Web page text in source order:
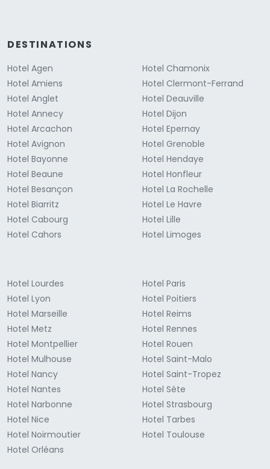
DESTINATIONS
Hotel Agen
Hotel Amiens
Hotel Anglet
Hotel Annecy
Hotel Arcachon
Hotel Avignon
Hotel Bayonne
Hotel Beaune
Hotel Besançon
Hotel Biarritz
Hotel Cabourg
Hotel Cahors
Hotel Chamonix
Hotel Clermont-Ferrand
Hotel Deauville
Hotel Dijon
Hotel Epernay
Hotel Grenoble
Hotel Hendaye
Hotel Honfleur
Hotel La Rochelle
Hotel Le Havre
Hotel Lille
Hotel Limoges
Hotel Lourdes
Hotel Lyon
Hotel Marseille
Hotel Metz
Hotel Montpellier
Hotel Mulhouse
Hotel Nancy
Hotel Nantes
Hotel Narbonne
Hotel Nice
Hotel Noirmoutier
Hotel Orléans
Hotel Paris
Hotel Poitiers
Hotel Reims
Hotel Rennes
Hotel Rouen
Hotel Saint-Malo
Hotel Saint-Tropez
Hotel Sète
Hotel Strasbourg
Hotel Tarbes
Hotel Toulouse